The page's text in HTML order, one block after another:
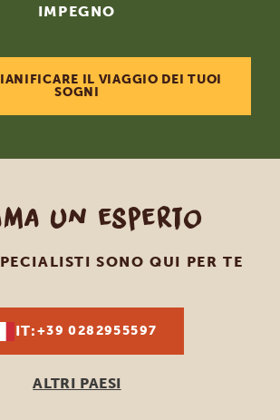
IMPEGNO
IL VIAGGIO DEI TUOI
SOGNI
un esperto
SONO QUI PER TE
IT:+39 0282955597
ALTRI PAESI